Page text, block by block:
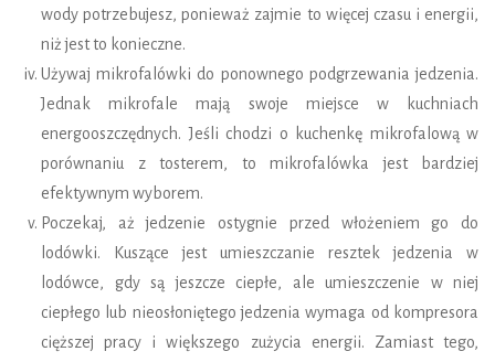
wody potrzebujesz, ponieważ zajmie to więcej czasu i energii,
niż jest to konieczne.
Używaj mikrofalówki do ponownego podgrzewania jedzenia.
Jednak mikrofale mają swoje miejsce w kuchniach
energooszczędnych. Jeśli chodzi o kuchenkę mikrofalową w
porównaniu z tosterem, to mikrofalówka jest bardziej
efektywnym wyborem.
Poczekaj, aż jedzenie ostygnie przed włożeniem go do
lodówki. Kuszące jest umieszczanie resztek jedzenia w
lodówce, gdy są jeszcze ciepłe, ale umieszczenie w niej
ciepłego lub nieosłoniętego jedzenia wymaga od kompresora
cięższej pracy i większego zużycia energii. Zamiast tego,